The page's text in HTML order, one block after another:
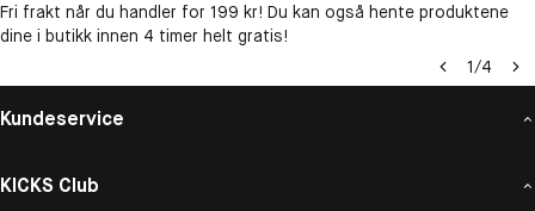
Fri frakt når du handler for 199 kr! Du kan også hente produktene
dine i butikk innen 4 timer helt gratis!
1/4
Kundeservice
KICKS Club